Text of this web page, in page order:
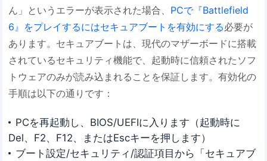
ん」というエラーが表示された場合、 PCで『Battlefield
6』をプレイするにはセキュアブートを有効にする必要が
あります。セキュアブートは、現代のマザーボードに搭載
されているセキュリティ機能で、起動時に信頼されたソフ
トウェアのみが読み込まれることを保証します。有効化の
手順は以下の通りです：
PCを再起動し、BIOS/UEFIに入ります（起動時に
Del、F2、F12、またはEscキーを押します）
ブート設定/セキュリティ/認証項目から「セキュアブ